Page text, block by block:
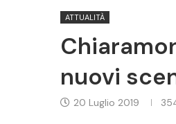
ATTUALITÀ
nuovi
20 Luglio 2019